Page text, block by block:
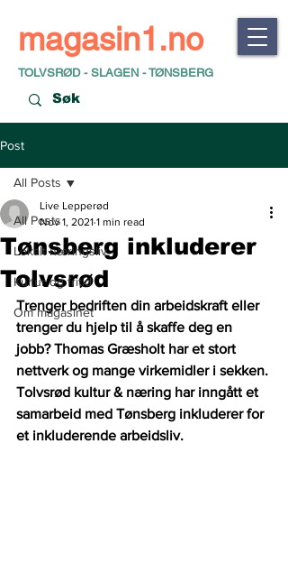
magasin1.no
TOLVSRØD - SLAGEN - TØNSBERG
Post
All Posts
Lokalt næringsliv
Kultur og fritid
Om magasinet
All Posts
Tønsberg inkluderer
Tolvsrød
Live Lepperød
Nov 1, 2021 1 min read
Trenger bedriften din arbeidskraft eller
trenger du hjelp til å skaffe deg en
jobb? Thomas Græsholt har et stort
nettverk og mange virkemidler i sekken.
Tolvsrød kultur & næring har inngått et
samarbeid med Tønsberg inkluderer for
et inkluderende arbeidsliv.